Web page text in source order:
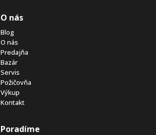
O nás
Blog
O nás
Predajňa
Bazár
Servis
Požičovňa
Výkup
Kontakt
Poradíme